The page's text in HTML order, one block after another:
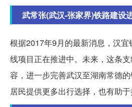
武常张(武汉-张家界)铁路建设
根据2017年9月的最新消息，汉
线项目正在推进中。未来，这条
容，进一步完善武汉至湖南常德
居民提供更多出行选择，也有助于